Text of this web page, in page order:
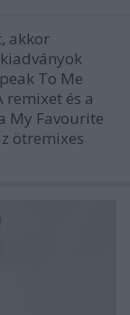
akkor
To Me
remixet és a
My Favourite
ötremixes